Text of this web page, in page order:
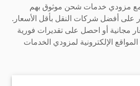
مع مزودي خدمات شحن موثوق بهم
على أفضل شركات النقل بأقل الأسعار.
أو احصل على تقديرات فورية
الإلكترونية لمزودي الخدمات